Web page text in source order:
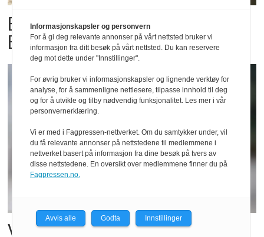
Billigbonanza da Norge slo
Elfenbenkysten
Vil vokse i brusmarkedet
Informasjonskapsler og personvern
For å gi deg relevante annonser på vårt nettsted bruker vi
informasjon fra ditt besøk på vårt nettsted. Du kan reservere
deg mot dette under "Innstillinger".
For øvrig bruker vi informasjonskapsler og lignende verktøy for
analyse, for å sammenligne nettlesere, tilpasse innhold til deg
og for å utvikle og tilby nødvendig funksjonalitet. Les mer i vår
personvernerklæring.
Vi er med i Fagpressen-nettverket. Om du samtykker under, vil
du få relevante annonser på nettstedene til medlemmene i
nettverket basert på informasjon fra dine besøk på tvers av
disse nettstedene. En oversikt over medlemmene finner du på
Fagpressen.no.
Avvis alle Godta Innstillinger